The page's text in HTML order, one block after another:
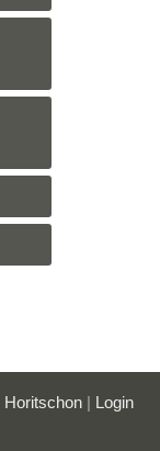
Horitschon | Login